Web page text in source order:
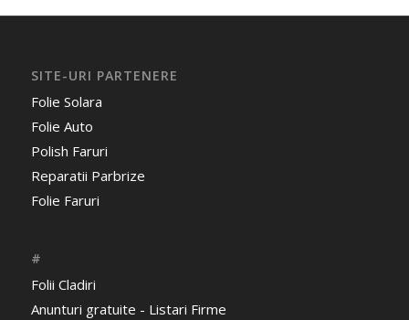
SITE-URI PARTENERE
Folie Solara
Folie Auto
Polish Faruri
Reparatii Parbrize
Folie Faruri
#
Folii Cladiri
Anunturi gratuite - Listari Firme